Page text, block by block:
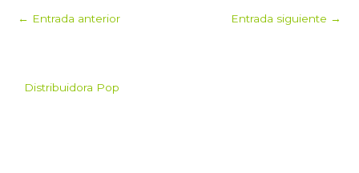
← Entrada anterior Entrada siguiente →
Distribuidora Pop